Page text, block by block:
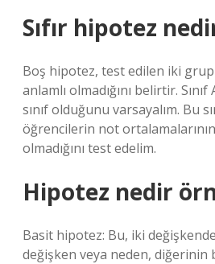
Sıfır hipotez
Boş hipotez, test edilen iki grup
anlamlı olmadığını belirtir. Sınıf
sınıf olduğunu varsayalım. Bu
öğrencilerin not
olmadığını test edelim.
Hipotez nedir
Basit hipotez: Bu, iki
değişken veya neden, diğerinin